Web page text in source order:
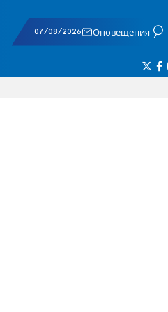
07/08/2026 Оповещения